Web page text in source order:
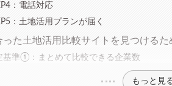
：電話対応
：土地活用プランが届く
った土地活用比較サイトを見つけるた
基準①：まとめて比較できる企業数
もっと見